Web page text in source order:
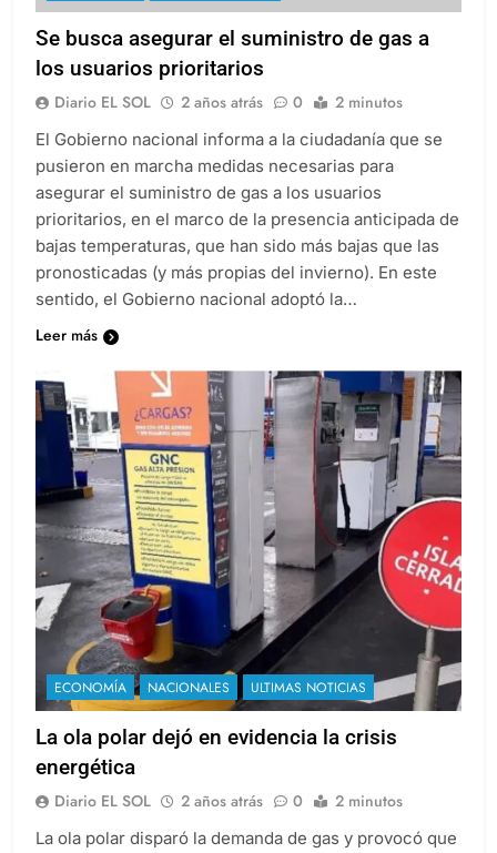
Se busca asegurar el suministro de gas a
los usuarios prioritarios
Diario EL SOL 2 años atrás 0 2 minutos
El Gobierno nacional informa a la ciudadanía que se
pusieron en marcha medidas necesarias para
asegurar el suministro de gas a los usuarios
prioritarios, en el marco de la presencia anticipada de
bajas temperaturas, que han sido más bajas que las
pronosticadas (y más propias del invierno). En este
sentido, el Gobierno nacional adoptó la…
Leer más
ECONOMÍA NACIONALES ULTIMAS NOTICIAS
La ola polar dejó en evidencia la crisis
energética
Diario EL SOL 2 años atrás 0 2 minutos
La ola polar disparó la demanda de gas y provocó que